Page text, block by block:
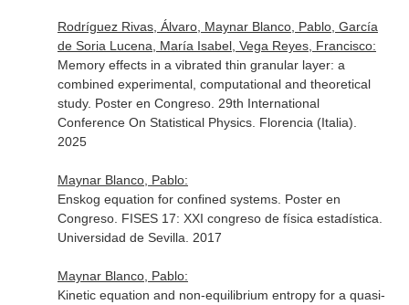
Rodríguez Rivas, Álvaro, Maynar Blanco, Pablo, García
de Soria Lucena, María Isabel, Vega Reyes, Francisco:
Memory effects in a vibrated thin granular layer: a
combined experimental, computational and theoretical
study. Poster en Congreso. 29th International
Conference On Statistical Physics. Florencia (Italia).
2025
Maynar Blanco, Pablo:
Enskog equation for confined systems. Poster en
Congreso. FISES 17: XXI congreso de física estadística.
Universidad de Sevilla. 2017
Maynar Blanco, Pablo:
Kinetic equation and non-equilibrium entropy for a quasi-